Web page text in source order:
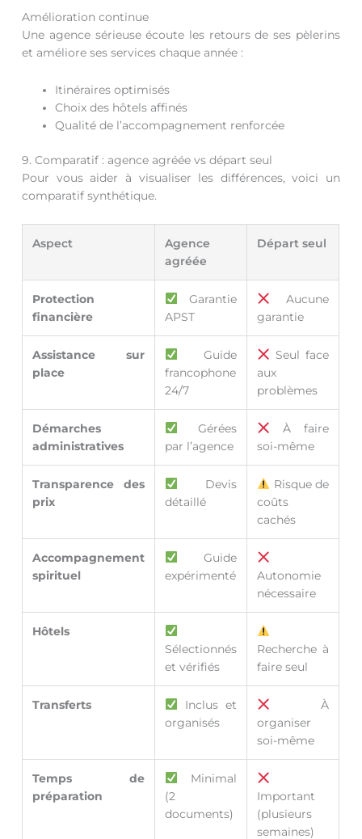
Amélioration continue
Une agence sérieuse écoute les retours de ses pèlerins
et améliore ses services chaque année :
Itinéraires optimisés
Choix des hôtels affinés
Qualité de l’accompagnement renforcée
9. Comparatif : agence agréée vs départ seul
Pour vous aider à visualiser les différences, voici un
comparatif synthétique.
Aspect
Agence
agréée
Départ seul
Protection
financière
Garantie
APST
Aucune
garantie
Assistance sur
place
Guide
francophone
24/7
Seul face
aux
problèmes
Démarches
administratives
Gérées
par l’agence
À faire
soi-même
Transparence des
prix
Devis
détaillé
Risque de
coûts
cachés
Accompagnement
spirituel
Guide
expérimenté
Autonomie
nécessaire
Hôtels
Sélectionnés
et vérifiés
Recherche à
faire seul
Transferts
Inclus et
organisés
À
organiser
soi-même
Temps de
préparation
Minimal
(2
documents)
Important
(plusieurs
semaines)